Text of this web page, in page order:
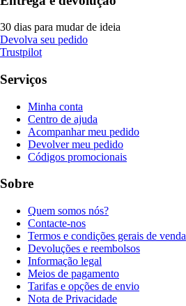
30 dias para mudar de ideia
Devolva seu pedido
Trustpilot
Serviços
Minha conta
Centro de ajuda
Acompanhar meu pedido
Devolver meu pedido
Códigos promocionais
Sobre
Quem somos nós?
Contacte-nos
Termos e condições gerais de venda
Devoluções e reembolsos
Informação legal
Meios de pagamento
Tarifas e opções de envio
Nota de Privacidade